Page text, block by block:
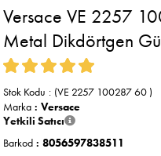
Versace VE 2257
Metal Dikdörtgen
(VE 2257 100287 60 )
Stok Kodu
Marka : Versace
Yetkili Satıcı
Barkod : 8056597838511